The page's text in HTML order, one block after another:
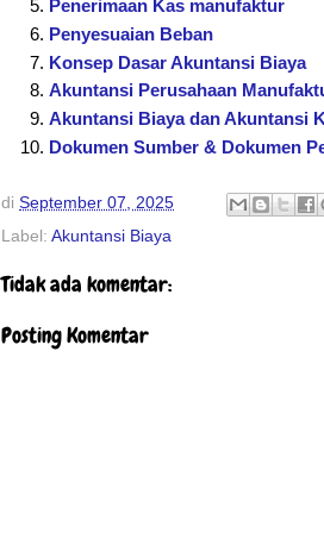
Penerimaan Kas manufaktur
Penyesuaian Beban
Konsep Dasar Akuntansi Biaya
Akuntansi Perusahaan
Akuntansi Biaya dan Akuntansi
Dokumen Sumber & Dokumen
di September 07, 2025
Label: Akuntansi Biaya
Tidak ada komentar:
Posting Komentar